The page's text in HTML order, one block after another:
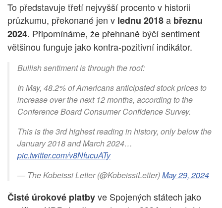
To představuje třetí nejvyšší procento v historii
průzkumu, překonané jen v lednu 2018a březnu
2024. Připomínáme, že přehnaně býčí sentiment
většinou funguje jako kontra-pozitivní indikátor.
Bullish sentiment is through the roof:
In May, 48.2% of Americans anticipated stock prices to
increase over the next 12 months, according to the
Conference Board Consumer Confidence Survey.
This is the 3rd highest reading in history, only below the
January 2018 and March 2024…
pic.twitter.com/v8NfucuATy
— The Kobeissi Letter (@KobeissiLetter)May 29, 2024
Čisté úrokové platbyve Spojených státech jako